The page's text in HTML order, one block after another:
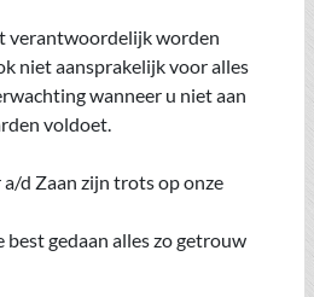
verantwoordelijk worden
niet aansprakelijk voor alles
wanneer u niet aan
voldoet.
d Zaan zijn trots op onze
gedaan alles zo getrouw